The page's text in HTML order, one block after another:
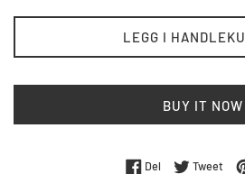
LEGG I
BUY IT NOW
DelDel på Facebook
Tweet